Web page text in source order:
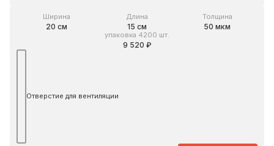
Ширина
20 см
Длина
15 см
Толщина
50 мкм
упаковка 4200 шт.
9 520 ₽
Отверстие для вентиляции